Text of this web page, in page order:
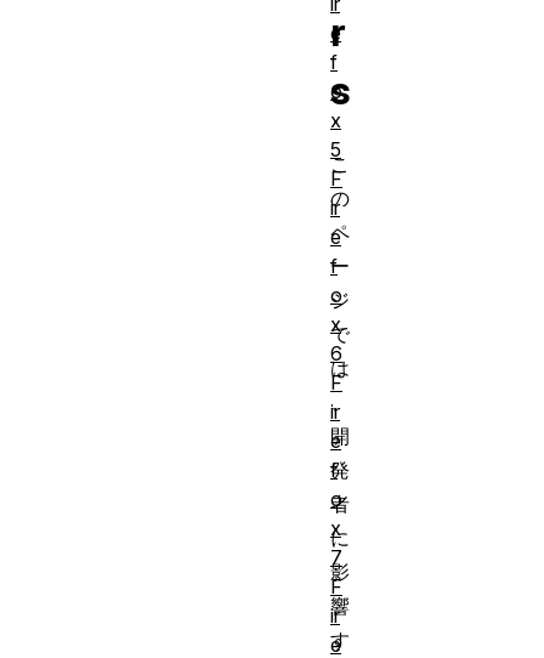
r
s
こ
の
ペ
ー
ジ
で
は
、
開
発
者
に
影
響
す
e
f
o
x
5
F
ir
e
f
o
x
6
F
ir
e
f
o
x
7
F
ir
e